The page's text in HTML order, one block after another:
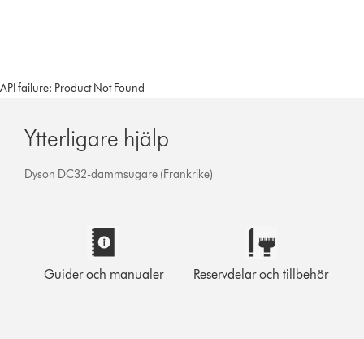
API failure: Product Not Found
Ytterligare hjälp
Dyson DC32-dammsugare (Frankrike)
Guider och manualer Reservdelar och tillbehör